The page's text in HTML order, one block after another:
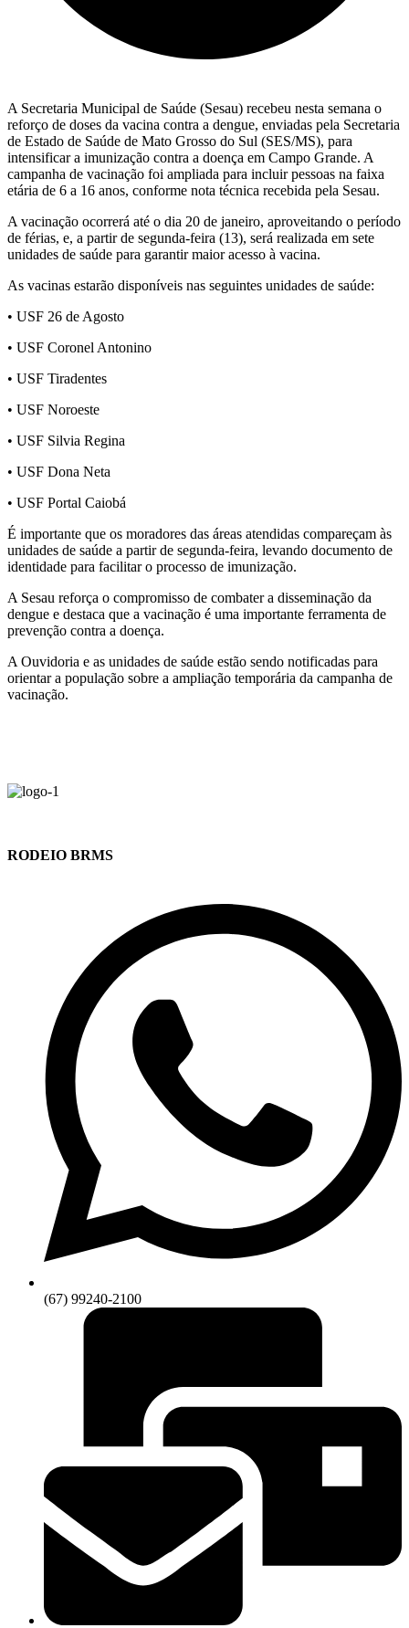
A Secretaria Municipal de Saúde (Sesau) recebeu nesta semana o
reforço de doses da vacina contra a dengue, enviadas pela Secretaria
de Estado de Saúde de Mato Grosso do Sul (SES/MS), para
intensificar a imunização contra a doença em Campo Grande. A
campanha de vacinação foi ampliada para incluir pessoas na faixa
etária de 6 a 16 anos, conforme nota técnica recebida pela Sesau.
A vacinação ocorrerá até o dia 20 de janeiro, aproveitando o período
de férias, e, a partir de segunda-feira (13), será realizada em sete
unidades de saúde para garantir maior acesso à vacina.
As vacinas estarão disponíveis nas seguintes unidades de saúde:
• USF 26 de Agosto
• USF Coronel Antonino
• USF Tiradentes
• USF Noroeste
• USF Silvia Regina
• USF Dona Neta
• USF Portal Caiobá
É importante que os moradores das áreas atendidas compareçam às
unidades de saúde a partir de segunda-feira, levando documento de
identidade para facilitar o processo de imunização.
A Sesau reforça o compromisso de combater a disseminação da
dengue e destaca que a vacinação é uma importante ferramenta de
prevenção contra a doença.
A Ouvidoria e as unidades de saúde estão sendo notificadas para
orientar a população sobre a ampliação temporária da campanha de
vacinação.
RODEIO BRMS
(67) 99240-2100